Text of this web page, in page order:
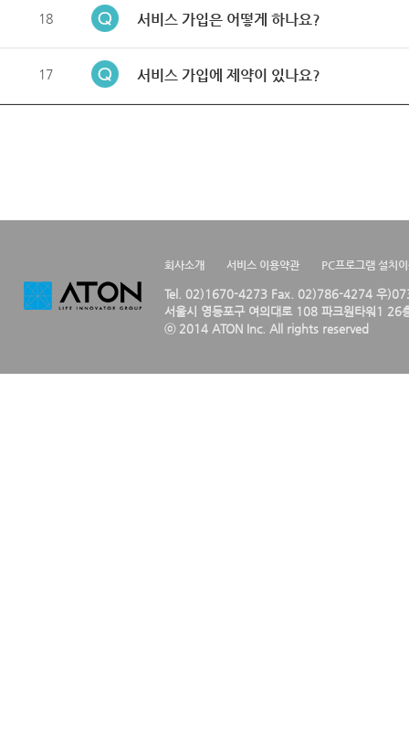
18 서비스 가입은 어떻게 하나요?
17 서비스 가입에 제약이 있나요?
회사소개 서비스 이용약관 PC프로그램 설치
Tel. 02)1670-4273 Fax. 02)786-4274 우
서울시 영등포구 여의대로 108 파크원타워1 26
ⓒ 2014 ATON Inc. All rights reserved